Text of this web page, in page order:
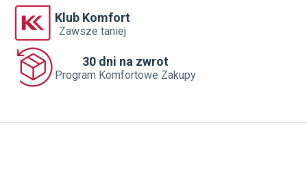
Klub Komfort
Zawsze taniej
30 dni na zwrot
Program Komfortowe Zakupy